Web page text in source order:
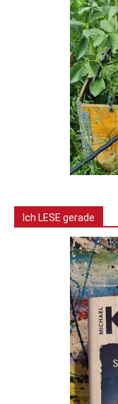
Ich LESE gerade